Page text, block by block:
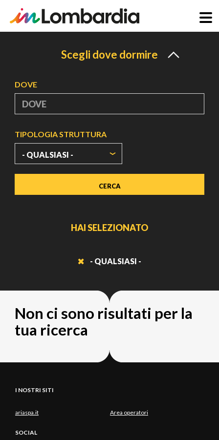
Scegli dove dormire
DOVE
TIPOLOGIA STRUTTURA
HAI SELEZIONATO
- QUALSIASI -
Non ci sono risultati per la
tua ricerca
I NOSTRI SITI
ariaspa.it Area operatori
SOCIAL